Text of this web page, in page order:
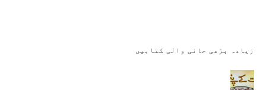
زیادہ پڑھی جانی والی کتابیں